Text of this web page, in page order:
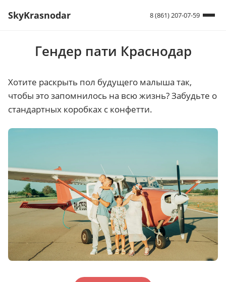
SkyKrasnodar 8 (861) 207-07-59
Гендер пати Краснодар
Хотите раскрыть пол будущего малыша так,
чтобы это запомнилось на всю жизнь? Забудьте о
стандартных коробках с конфетти.